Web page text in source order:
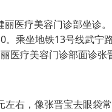
医疗美容门诊部坐诊
乘坐地铁13号线武宁
医疗美容门诊部面诊张
右，像张晋宝去眼袋